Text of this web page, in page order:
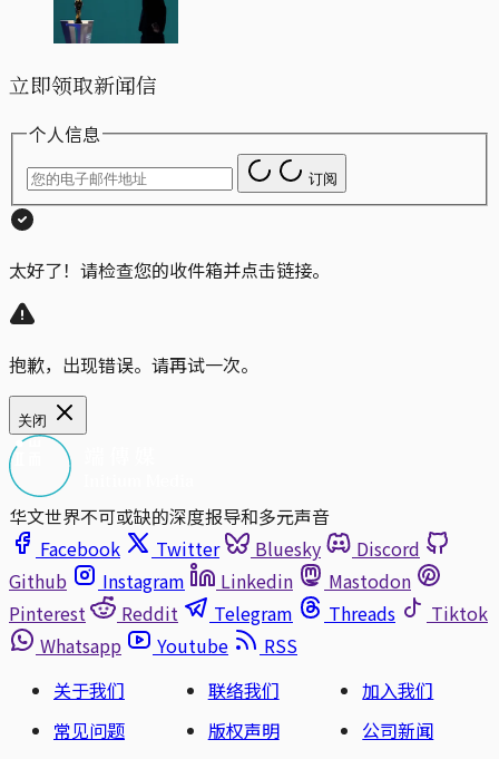
立即领取新闻信
个人信息
订阅
太好了！请检查您的收件箱并点击链接。
抱歉，出现错误。请再试一次。
关闭
华文世界不可或缺的深度报导和多元声音
Facebook
Twitter Bluesky
Discord
Github
Instagram Linkedin
Mastodon
Pinterest
Reddit Telegram Threads
Tiktok
Whatsapp
Youtube
RSS
关于我们
联络我们
加入我们
常见问题
版权声明
公司新闻